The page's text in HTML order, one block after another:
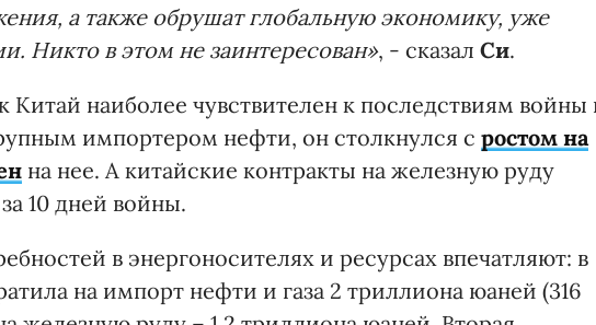
а также обрушат глобальную экономику, уже
Никто в этом не заинтересован», - сказал Си.
наиболее чувствителен к последствиям войны
импортером нефти, он столкнулся с ростом на
на нее. А китайские контракты на железную руду
10 дней войны.
в энергоносителях и ресурсах впечатляют: в
на импорт нефти и газа 2 триллиона юаней (316